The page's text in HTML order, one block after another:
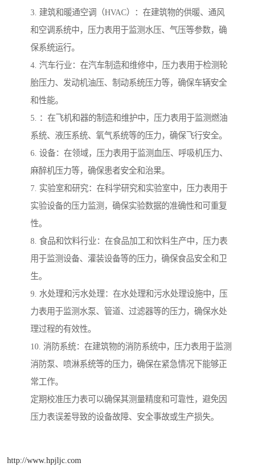
3. 建筑和暖通空调（HVAC）：在建筑物的供暖、通风
和空调系统中，压力表用于监测水压、气压等参数，确
保系统运行。
4. 汽车行业：在汽车制造和维修中，压力表用于检测轮
胎压力、发动机油压、制动系统压力等，确保车辆安全
和性能。
5. ：在飞机和器的制造和维护中，压力表用于监测燃油
系统、液压系统、氧气系统等的压力，确保飞行安全。
6. 设备：在领域，压力表用于监测血压、呼吸机压力、
麻醉机压力等，确保患者安全和治果。
7. 实验室和研究：在科学研究和实验室中，压力表用于
实验设备的压力监测，确保实验数据的准确性和可重复
性。
8. 食品和饮料行业：在食品加工和饮料生产中，压力表
用于监测设备、灌装设备等的压力，确保食品安全和卫
生。
9. 水处理和污水处理：在水处理和污水处理设施中，压
力表用于监测水泵、管道、过滤器等的压力，确保水处
理过程的有效性。
10. 消防系统：在建筑物的消防系统中，压力表用于监测
消防泵、喷淋系统等的压力，确保在紧急情况下能够正
常工作。
定期校准压力表可以确保其测量精度和可靠性，避免因
压力表误差导致的设备故障、安全事故或生产损失。
http://www.hpjljc.com